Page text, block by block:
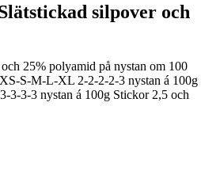
silpover och
25% polyamid på nystan om 100
S-M-L-XL 2-2-2-2-3 nystan á 100g
3-3 nystan á 100g Stickor 2,5 och